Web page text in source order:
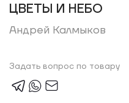
ЦВЕТЫ И НЕБО
Андрей Калмыков
Задать вопрос по товару